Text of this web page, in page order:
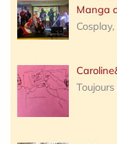
Manga